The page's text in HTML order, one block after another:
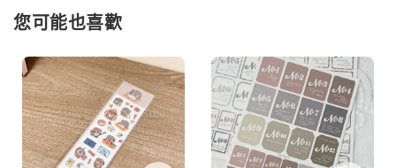
您可能也喜歡